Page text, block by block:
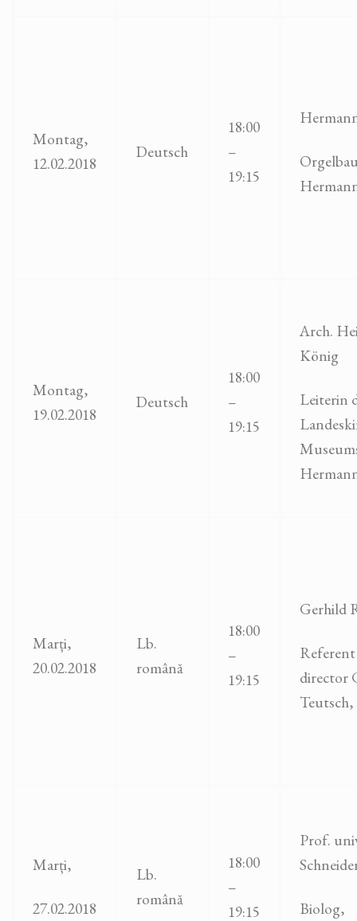
Montag,
12.02.2018
Deutsch
18:00
–
19:15
Montag,
19.02.2018
Deutsch
18:00
–
19:15
Arch.
König
Leiterin
Marți,
20.02.2018
Lb.
română
18:00
–
19:15
Gerhild
director
Marți,
27.02.2018
Lb.
română
18:00
–
19:15
Prof.
Biolog,